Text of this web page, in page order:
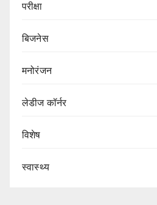
परीक्षा
बिजनेस
मनोरंजन
लेडीज कॉर्नर
विशेष
स्वास्थ्य